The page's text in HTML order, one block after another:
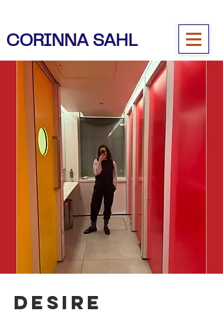
CORINNA SAHL
Desire